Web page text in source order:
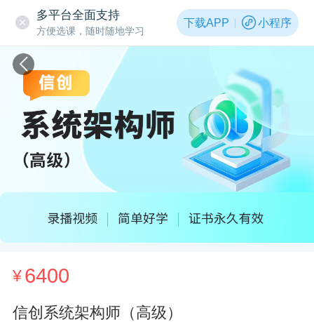
多平台全面支持
方便选课，随时随地学习
下载APP 小程序
¥6400
信创系统架构师（高级）